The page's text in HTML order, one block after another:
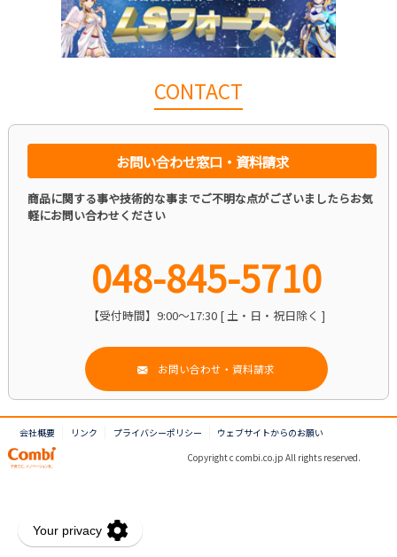
CONTACT
お問い合わせ窓口・資料請求
商品に関する事や技術的な事までご不明な点がございましたらお気
軽にお問い合わせください
048-845-5710
【受付時間】9:00～17:30 [ 土・日・祝日除く ]
お問い合わせ・資料請求
会社概要 リンク プライバシーポリシー
ウェブサイトからのお願い
Copyright c combi.co.jp All rights reserved.